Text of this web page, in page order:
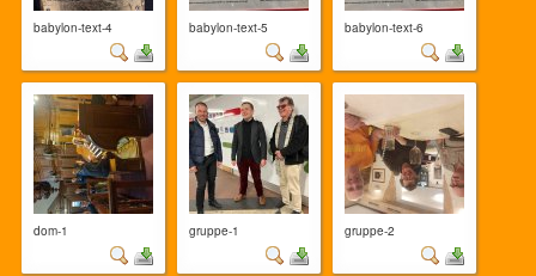
babylon-text-4 babylon-text-5 babylon-text-6
dom-1 gruppe-1 gruppe-2